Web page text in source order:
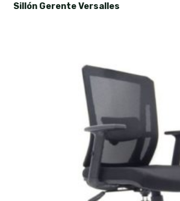
Sillón Gerente Versalles